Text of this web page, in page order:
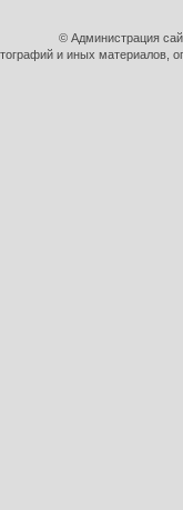
© Администрация
и иных материалов,